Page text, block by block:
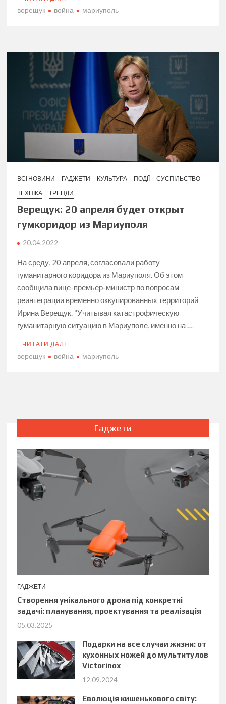
верещук война мариуполь
ВСІ НОВИНИ ГАДЖЕТИ КУЛЬТУРА ПОДІЇ
СУСПІЛЬСТВО
ТЕХНІКА
ТРЕНДИ
Верещук: 20 апреля будет открыт
гумкоридор из Мариуполя
20.04.2022
На среду, 20 апреля, согласовали работу
гуманитарного коридора из Мариуполя. Об этом
сообщила вице-премьер-министр по вопросам
реинтеграции временно оккупированных территорий
Ирина Верещук. “Учитывая катастрофическую
гуманитарную ситуацию в Мариуполе, именно на …
ЧИТАТИ ДАЛІ
верещук война мариуполь
Гаджети
ГАДЖЕТИ
Створення унікального дрона під конкретні
задачі: планування, проектування та реалізація
05.03.2025
Подарки на все случаи жизни: от
кухонных ножей до мультитулов
Victorinox
12.09.2024
Еволюція кишенькового світу: